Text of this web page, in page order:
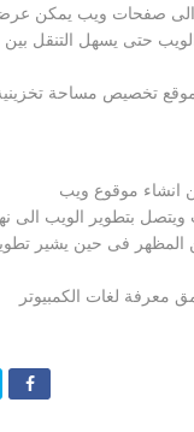
الى صفحات ويب يمكن
الويب حتى يسهل التنقل
تخصيص مساحة
انشاء موقوع ويب
بتطوير الويب الى
فى حين يشير تطوير
لغات الكمبيوتر